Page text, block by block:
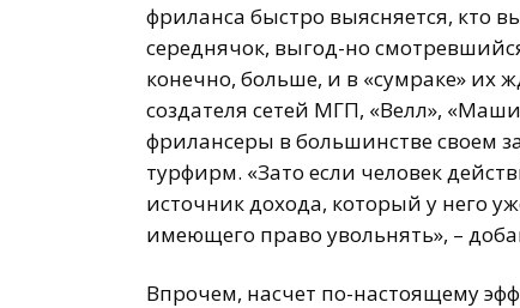
фриланса быстро выясняется, кто
середнячок, выгод-но
конечно, больше, и в «сумраке» их
создателя сетей МГП, «Велл»,
фрилансеры в большинстве своем
турфирм. «Зато если человек
источник дохода, который у него
имеющего право увольнять», –
Впрочем, насчет по-настоящему